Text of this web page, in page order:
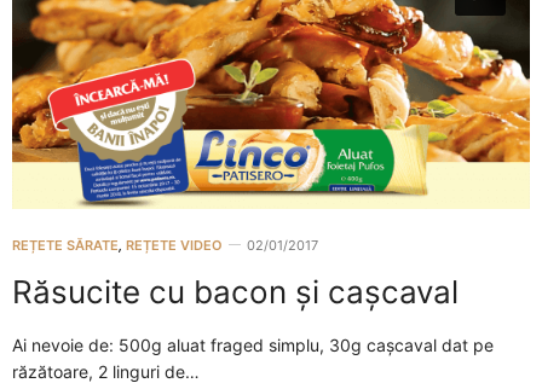
REȚETE SĂRATE, REȚETE VIDEO 02/01/2017
Răsucite cu bacon și cașcaval
Ai nevoie de: 500g aluat fraged simplu, 30g cașcaval dat pe
răzătoare, 2 linguri de…